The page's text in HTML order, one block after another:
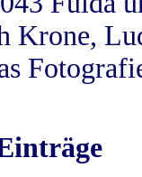
Krone,